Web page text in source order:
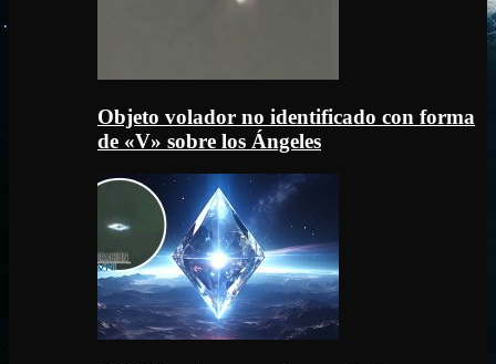
Objeto volador no identificado con forma
de «V» sobre los Ángeles